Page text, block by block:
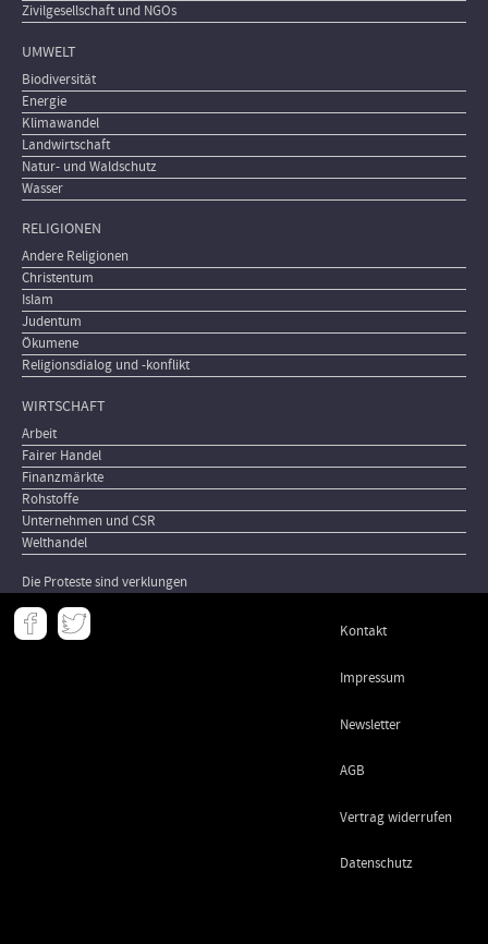
Zivilgesellschaft und NGOs
UMWELT
Biodiversität
Energie
Klimawandel
Landwirtschaft
Natur- und Waldschutz
Wasser
RELIGIONEN
Andere Religionen
Christentum
Islam
Judentum
Ökumene
Religionsdialog und -konflikt
WIRTSCHAFT
Arbeit
Fairer Handel
Finanzmärkte
Rohstoffe
Unternehmen und CSR
Welthandel
Die Proteste sind verklungen
Meta
- Kontakt
Impressum
Newsletter
AGB
Vertrag widerrufen
Datenschutz